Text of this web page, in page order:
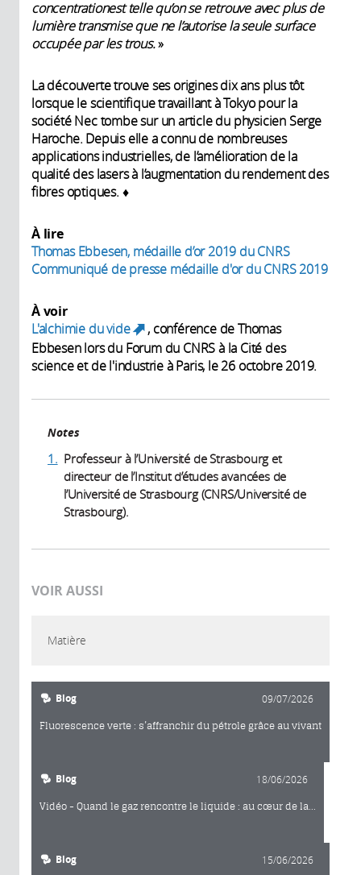
concentrationest telle qu’on se retrouve avec plus de
lumière transmise que ne l’autorise la seule surface
occupéepar les trous.»
La découverte trouve ses origines dix ans plus tôt
lorsque le scientifique travaillant à Tokyo pour la
société Nec tombe sur un article du physicien Serge
Haroche. Depuis elle a connu de nombreuses
applications industrielles, de l’amélioration de la
qualité des lasers à l’augmentation du rendement des
fibres optiques. ♦
À lire
Thomas Ebbesen, médaille d’or 2019 du CNRS
Communiqué de presse médaille d'or du CNRS 2019
À voir
L'alchimie du vide
(link is external)
, conférence de Thomas
Ebbesen lors du Forum du CNRS à la Cité des
science et de l'industrie à Paris, le 26 octobre 2019.
Notes
1. Professeur à l’Université de Strasbourg et
directeur de l’Institut d’études avancées de
l’Université de Strasbourg (CNRS/Université de
Strasbourg).
VOIR AUSSI
Matière
Blog 09/07/2026
Fluorescence verte : s’affranchir du pétrole grâce au vivant
Blog 18/06/2026
Vidéo - Quand le gaz rencontre le liquide : au cœur de la...
Blog 15/06/2026